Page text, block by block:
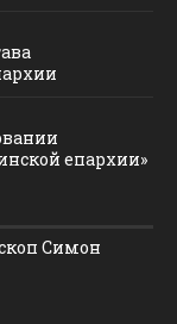
епархии»
Симон